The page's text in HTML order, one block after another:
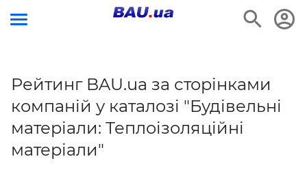
Рейтинг BAU.ua за сторінками
компаній у каталозі "Будівельні
матеріали: Теплоізоляційні
матеріали"